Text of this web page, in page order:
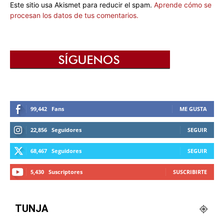
Este sitio usa Akismet para reducir el spam. Aprende cómo se
procesan los datos de tus comentarios.
99,442 Fans ME GUSTA
22,856 Seguidores SEGUIR
68,467 Seguidores SEGUIR
5,430 Suscriptores SUSCRIBIRTE
TUNJA